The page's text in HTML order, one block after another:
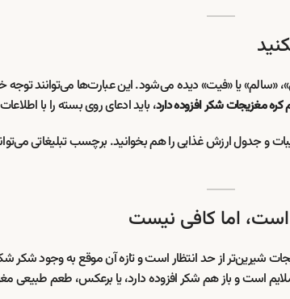
یا «فیت» دیده می‌شود. این عبارت‌ها می‌توانند توجه
کره مغزیجات شکر افزوده دارد، باید ادعای روی بسته را با
جدول ارزش غذایی را هم بخوانید. برچسب تبلیغاتی
اما کافی نیست
از حد انتظار است و تازه آن موقع به وجود شکر
است و باز هم شکر افزوده دارد، یا برعکس، طعم طبیعی